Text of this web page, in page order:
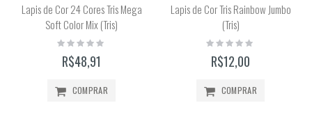
Lapis de Cor 24 Cores Tris Mega
Soft Color Mix (Tris)
Rating:
0%
R$48,91
COMPRAR
Lapis de Cor Tris Rainbow Jumbo
(Tris)
Rating:
0%
R$12,00
COMPRAR